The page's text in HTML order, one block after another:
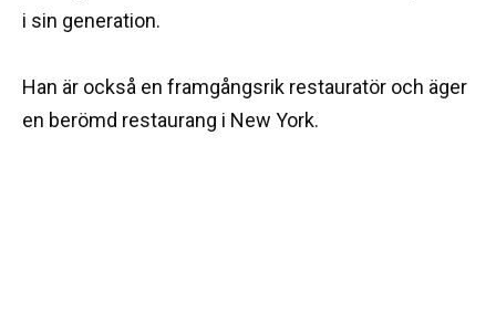
i sin generation.
Han är också en framgångsrik restauratör och äger
en berömd restaurang i New York.